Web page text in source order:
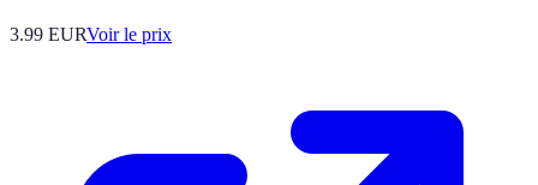
3.99 EURVoir le prix